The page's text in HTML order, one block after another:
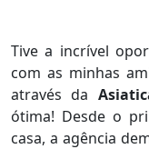
Tive a incrível
com as minhas
através da
ótima! Desde o
casa, a agência